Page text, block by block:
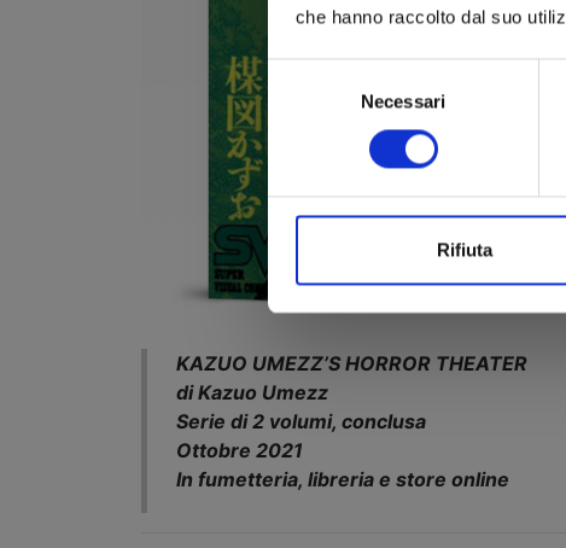
che hanno raccolto dal suo
Necessari
Rifiuta
KAZUO UMEZZ’S HORROR THEATER
di Kazuo Umezz
Serie di 2 volumi, conclusa
Ottobre 2021
In fumetteria, libreria e store online